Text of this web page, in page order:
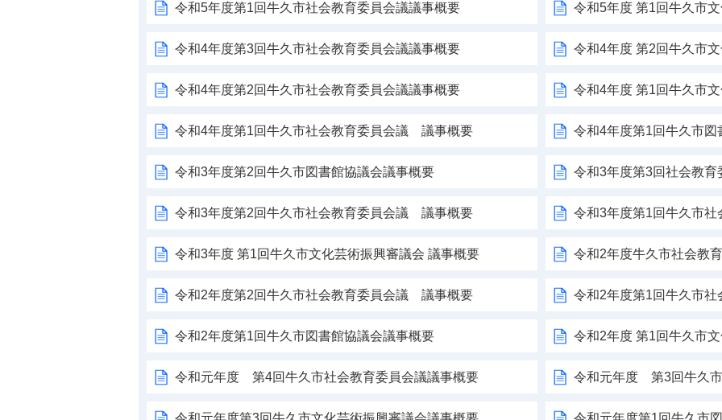
令和5年度第1回牛久市社会教育委員会議議事概要 令和5年度 第1回牛久市
令和4年度第3回牛久市社会教育委員会議議事概要 令和4年度 第2回牛久市
令和4年度第2回牛久市社会教育委員会議議事概要 令和4年度 第1回牛久市
令和4年度第1回牛久市社会教育委員会議 議事概要 令和4年度第1回牛久市図
令和3年度第2回牛久市図書館協議会議事概要 令和3年度第3回社会教育
令和3年度第2回牛久市社会教育委員会議 議事概要 令和3年度第1回牛久市
令和3年度 第1回牛久市文化芸術振興審議会 議事概要 令和2年度牛久市社会教
令和2年度第2回牛久市社会教育委員会議 議事概要 令和2年度第1回牛久市
令和2年度第1回牛久市図書館協議会議事概要 令和2年度 第1回牛久市
令和元年度 第4回牛久市社会教育委員会議議事概要 令和元年度 第3回牛久